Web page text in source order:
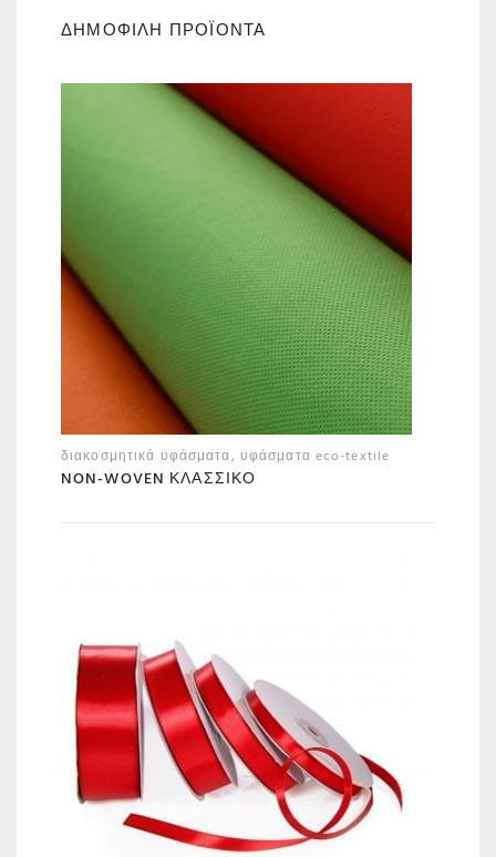
ΔΗΜΟΦΙΛΗ ΠΡΟΪΟΝΤΑ
διακοσμητικά υφάσματα, υφάσματα eco-textile
NON-WOVEN ΚΛΑΣΣΙΚΌ